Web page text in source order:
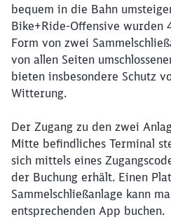
bequem in die Bahn
Bike+Ride-Offensive wurden
Form von zwei
von allen Seiten
bieten insbesondere Schutz
Witterung.
Der Zugang zu den zwei
Mitte befindliches Terminal
sich mittels eines
der Buchung erhält. Einen
Sammelschließanlage kann
entsprechenden App buchen.